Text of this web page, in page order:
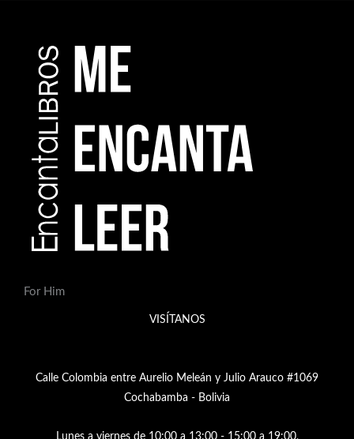
For Him
VISÍTANOS
Calle Colombia entre Aurelio Meleán y Julio Arauco #1069
Cochabamba - Bolivia
Lunes a viernes de 10:00 a 13:00 - 15:00 a 19:00,